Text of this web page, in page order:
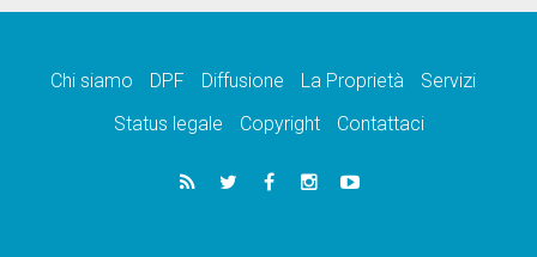
Chi siamo DPF Diffusione La Proprietà
Servizi
Status legale
Copyright Contattaci